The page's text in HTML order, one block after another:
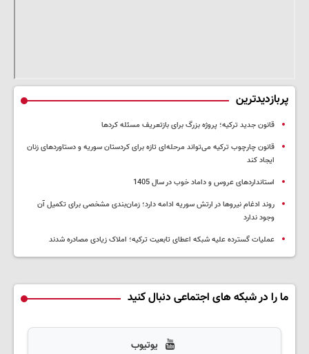
پربازدیدترین
قانون جدید ترکیه؛ پروژه بزرگ‌ برای بازتعریف مسئله کردها
قانون چارچوب ترکیه می‌تواند مرحله‌ای تازه برای کردستان سوریه و دستاوردهای زنان
ایجاد کند
استانداردهای عروس و داماد خوب در سال 1405
روند ادغام نیروها در ارتش سوریه ادامه دارد؛ زمان‌بندی مشخصی برای تکمیل آن
وجود ندارد
عملیات گسترده علیه شبکه اعطای تابعیت ترکیه؛ املاک زیادی مصادره شدند
ما را در شبکه های اجتماعی دنبال کنید
یوتیوب